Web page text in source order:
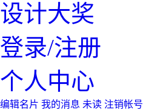
设计大奖
登录/注册
个人中心
编辑名片 我的消息 未读 注销帐号